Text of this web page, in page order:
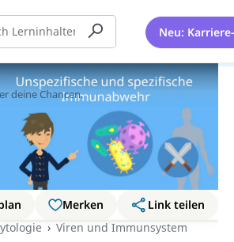
Neu:
Merken
Link teilen
Viren und Immunsystem
sich!
deine Chancen.